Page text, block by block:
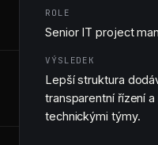
ROLE
Senior IT project
VÝSLEDEK
Lepší struktura
transparentní řízení
technickými týmy.